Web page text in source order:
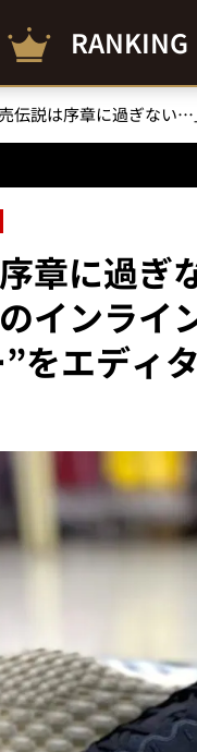
RANKING
序章に過
インライ
をエディ